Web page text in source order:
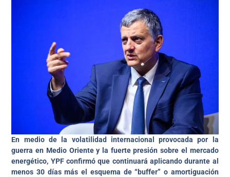
En medio de la volatilidad internacional provocada por la
guerra en Medio Oriente y la fuerte presión sobre el mercado
energético, YPF confirmó que continuará aplicando durante al
menos 30 días más el esquema de “buffer” o amortiguación